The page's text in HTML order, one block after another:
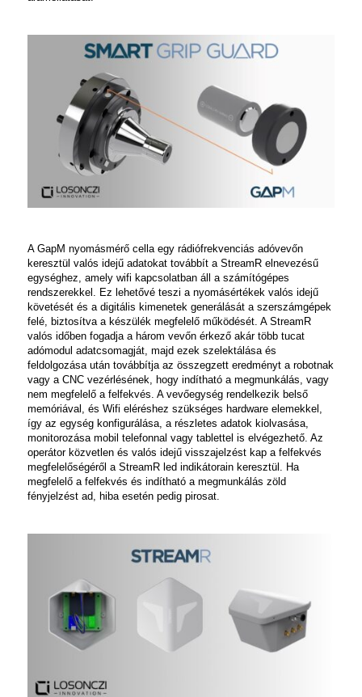
A GapM nyomásmérő cella egy rádiófrekvenciás adóvevőn
keresztül valós idejű adatokat továbbít a StreamRelnevezésű
egységhez, amely wifi kapcsolatban áll a számítógépes
rendszerekkel. Ez lehetővé teszi a nyomásértékek valós idejű
követését és a digitális kimenetek generálását a szerszámgépek
felé, biztosítva a készülék megfelelő működését. A StreamR
valós időben fogadja a három vevőn érkező akár több tucat
adómodul adatcsomagját, majd ezek szelektálása és
feldolgozása után továbbítja az összegzett eredményt a robotnak
vagy a CNC vezérlésének, hogy indítható a megmunkálás, vagy
nem megfelelő a felfekvés. A vevőegység rendelkezik belső
memóriával, és Wifi eléréshez szükséges hardware elemekkel,
így az egység konfigurálása, a részletes adatok kiolvasása,
monitorozása mobil telefonnal vagy tablettel is elvégezhető. Az
operátor közvetlen és valós idejű visszajelzést kap a felfekvés
megfelelőségéről a StreamRled indikátorain keresztül. Ha
megfelelő a felfekvés és indítható a megmunkálás zöld
fényjelzést ad, hiba esetén pedig pirosat.